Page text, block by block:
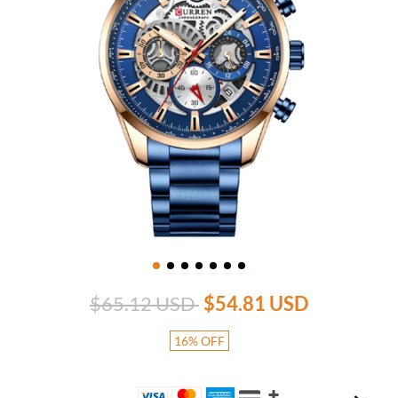
$65.12 USD $54.81 USD
16%OFF